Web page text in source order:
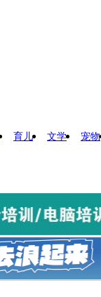
育儿 文学 宠物